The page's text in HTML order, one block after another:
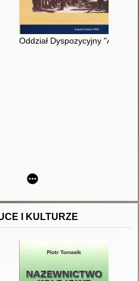
w latach 1980-1989 : przykład
Oddział Dyspozycyjny "A"
ojczyzny = Polish
I KULTURZE